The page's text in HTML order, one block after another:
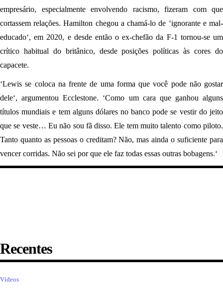
empresário, especialmente envolvendo racismo, fizeram com que
cortassem relações. Hamilton chegou a chamá-lo de ‘ignorante e mal-
educado‘, em 2020, e desde então o ex-chefão da F-1 tornou-se um
crítico habitual do britânico, desde posições políticas às cores do
capacete.
‘Lewis se coloca na frente de uma forma que você pode não gostar
dele‘, argumentou Ecclestone. ‘Como um cara que ganhou alguns
títulos mundiais e tem alguns dólares no banco pode se vestir do jeito
que se veste… Eu não sou fã disso. Ele tem muito talento como piloto.
Tanto quanto as pessoas o creditam? Não, mas ainda o suficiente para
vencer corridas. Não sei por que ele faz todas essas outras bobagens.‘
Recentes
Vídeos